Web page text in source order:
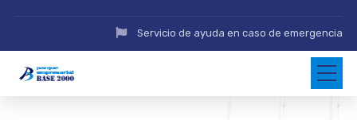
Servicio de ayuda en caso de emergencia